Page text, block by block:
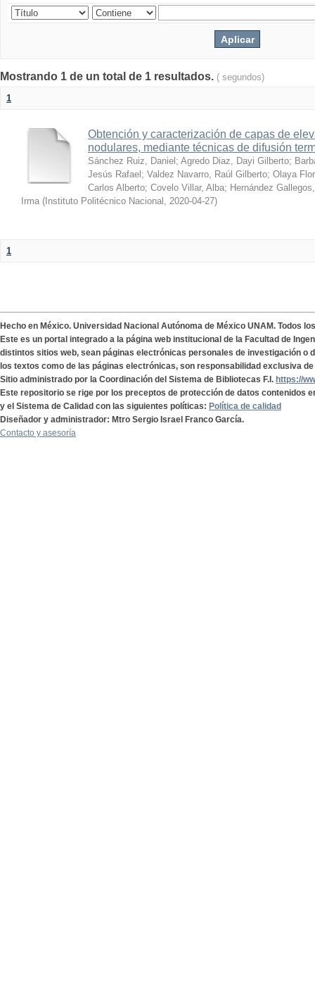
Mostrando 1 de un total de 1 resultados. ( segundos)
1
Obtención y caracterización de capas de
nodulares, mediante técnicas de difusión
Sánchez Ruiz, Daniel ; Agredo Diaz, Dayi Gilberto;
Jesús Rafael ; Valdez Navarro, Raúl Gilberto; Olaya
Carlos Alberto; Covelo Villar, Alba; Hernández
Irma ( Instituto Politécnico Nacional , 2020-04-27)
1
Hecho en México. Universidad Nacional Autónoma de México UNAM. Todos
Este es un portal integrado a la página web institucional de la Facultad de
distintos sitios web, sean páginas electrónicas personales de investigación o
los textos como de las páginas electrónicas, son responsabilidad exclusiva
Sitio administrado por la Coordinación del Sistema de Bibliotecas F.I. https://
Este repositorio se rige por los preceptos de protección de datos contenidos
y el Sistema de Calidad con las siguientes políticas: Política de calidad
Diseñador y administrador: Mtro Sergio Israel Franco García.
Contacto y asesoría